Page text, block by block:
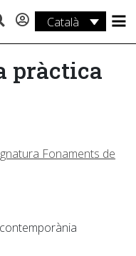
Català
pràctica
Fonaments de